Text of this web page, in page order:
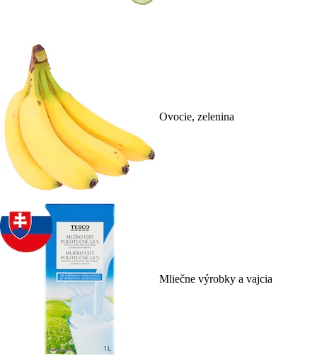
Ovocie, zelenina
Mliečne výrobky a vajcia